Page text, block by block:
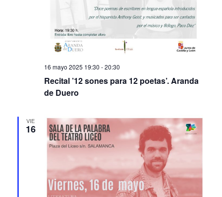
16 mayo 2025 19:30 -20:30
Recital ’12 sones para 12 poetas’. Aranda
de Duero
VIE
16